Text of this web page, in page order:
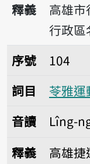
釋義
高雄
行政區
序號104苓雅運
序號
104
詞目
苓雅運
音讀
Lîng-
釋義
高雄捷